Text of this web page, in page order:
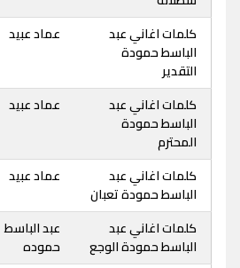
كلمات اغاني عبد
الباسط حمودة
التقدير
عماد عبيد
كلمات اغاني عبد
الباسط حمودة
المحترم
عماد عبيد
كلمات اغاني عبد
الباسط حمودة تعبان
عماد عبيد
كلمات اغاني عبد
الباسط حمودة الوجع
عبد الباسط
حموده